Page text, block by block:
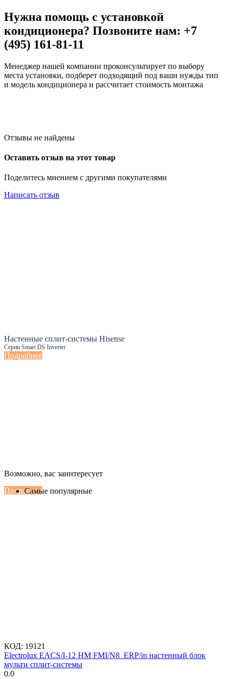
Нужна помощь с установкой
кондиционера? Позвоните нам: +7
(495) 161-81-11
Менеджер нашей компании проконсультирует по выбору
места установки, подберет подходящий под ваши нужды тип
и модель кондиционера и рассчитает стоимость монтажа
Отзывы не найдены
Оставить отзыв на этот товар
Поделитесь мнением с другими покупателями
Написать отзыв
Настенные сплит-системы Hisense
Серии Smart DS Inverter
Подробнее
Настенные сплит-системы Haier
Подробнее
Возможно, вас заинтересует
Самые популярные
КОД: 19121
Electrolux EACS/I-12 HM FMI/N8_ERP/in настенный блок
мульти сплит-системы
0.0